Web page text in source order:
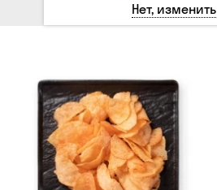
Нет, изменить